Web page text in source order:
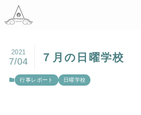
７月の日曜学校
2021
7/04
行事レポート 日曜学校